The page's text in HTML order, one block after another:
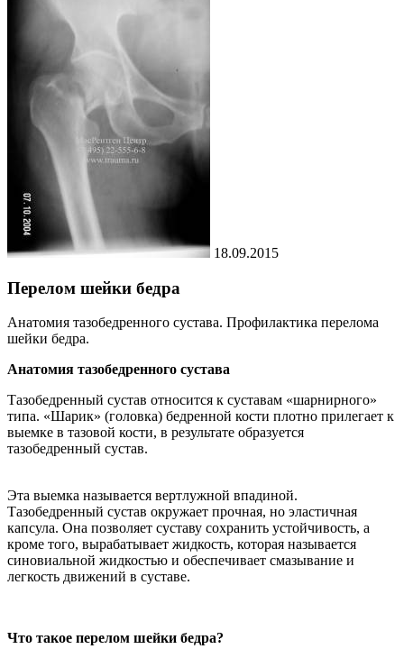
18.09.2015
Перелом шейки бедра
Анатомия тазобедренного сустава. Профилактика перелома
шейки бедра.
Анатомия тазобедренного сустава
Тазобедренный сустав относится к суставам «шарнирного»
типа. «Шарик» (головка) бедренной кости плотно прилегает к
выемке в тазовой кости, в результате образуется
тазобедренный сустав.
Эта выемка называется вертлужной впадиной.
Тазобедренный сустав окружает прочная, но эластичная
капсула. Она позволяет суставу сохранить устойчивость, а
кроме того, вырабатывает жидкость, которая называется
синовиальной жидкостью и обеспечивает смазывание и
легкость движений в суставе.
Что такое перелом шейки бедра?